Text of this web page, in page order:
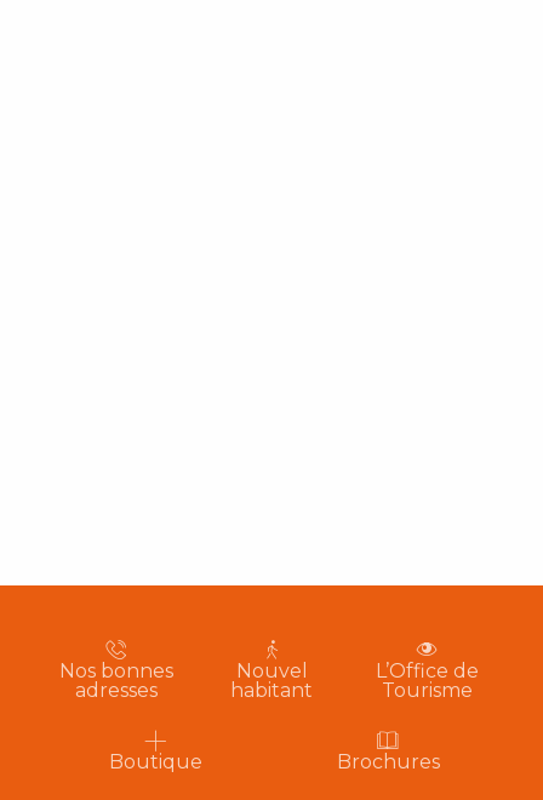
Nos bonnes
adresses
Nouvel
habitant
L’Office de
Tourisme
Boutique Brochures